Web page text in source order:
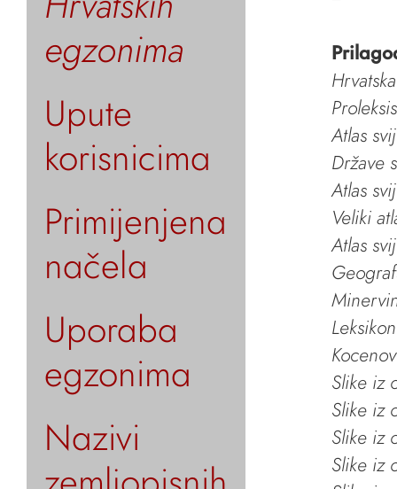
egzonima
Upute
korisnicima
Primijenjena
načela
Uporaba
egzonima
Nazivi
Atlas
Države
Atlas
Veliki
Atlas
Slike iz
Slike iz
Slike iz
Slike iz